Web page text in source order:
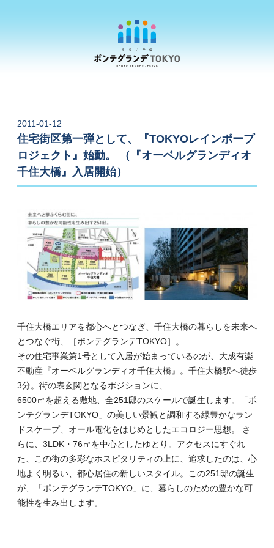
2011-01-12
住宅街区第一弾として、『TOKYOレインボープ
ロジェクト』始動。 （『オーベルグランディオ
千住大橋』入居開始）
千住大橋エリアを都心へとつなぎ、千住大橋の暮らしを未来へ
とつなぐ街、［ポンテグランデTOKYO］。
その住宅事業第1号として入居が始まっているのが、大成有楽
不動産『オーベルグランディオ千住大橋』。千住大橋駅へ徒歩
3分。街の表玄関となるポジションに、
6500㎡を超える敷地、全251邸のスケールで誕生します。「ポ
ンテグランデTOKYO」の美しい景観と調和する緑豊かなラン
ドスケープ、オール電化をはじめとしたエコロジー思想。 さ
らに、3LDK・76㎡を中心としたゆとり。アクセスにすぐれ
た、この街の多彩なホスピタリティの上に、追求したのは、心
地よく明るい、都心居住の新しいスタイル。この251邸の誕生
が、「ポンテグランデTOKYO」に、暮らしのための豊かな可
能性を生み出します。